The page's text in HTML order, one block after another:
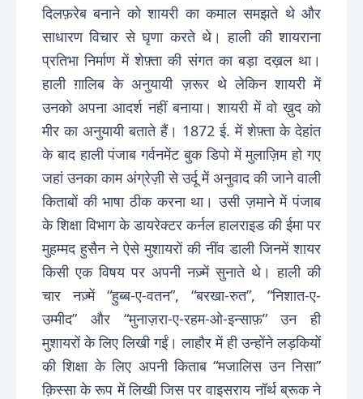
दिलफ़रेब बनाने को शायरी का कमाल समझते थे और
साधारण विचार से घृणा करते थे। हाली की शायराना
प्रतिभा निर्माण में शेफ़्ता की संगत का बड़ा दख़ल था।
हाली ग़ालिब के अनुयायी ज़रूर थे लेकिन शायरी में
उनको अपना आदर्श नहीं बनाया। शायरी में वो ख़ुद को
मीर का अनुयायी बताते हैं। 1872 ई. में शेफ़्ता के देहांत
के बाद हाली पंजाब गर्वनमेंट बुक डिपो में मुलाज़िम हो गए
जहां उनका काम अंग्रेज़ी से उर्दू में अनुवाद की जाने वाली
किताबों की भाषा ठीक करना था। उसी ज़माने में पंजाब
के शिक्षा विभाग के डायरेक्टर कर्नल हालराइड की ईमा पर
मुहम्मद हुसैन ने ऐसे मुशायरों की नींव डाली जिनमें शायर
किसी एक विषय पर अपनी नज़्में सुनाते थे। हाली की
चार नज़्में “हुब्ब-ए-वतन”, “बरखा-रुत”, “निशात-ए-
उम्मीद” और “मुनाज़रा-ए-रहम-ओ-इन्साफ़” उन ही
मुशायरों के लिए लिखी गईं। लाहौर में ही उन्होंने लड़कियों
की शिक्षा के लिए अपनी किताब “मजालिस उन निसा”
क़िस्सा के रूप में लिखी जिस पर वाइसराय नॉर्थ ब्रूक ने